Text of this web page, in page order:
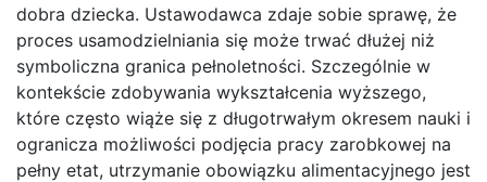
dobra dziecka. Ustawodawca zdaje sobie sprawę, że
proces usamodzielniania się może trwać dłużej niż
symboliczna granica pełnoletności. Szczególnie w
kontekście zdobywania wykształcenia wyższego,
które często wiąże się z długotrwałym okresem nauki i
ogranicza możliwości podjęcia pracy zarobkowej na
pełny etat, utrzymanie obowiązku alimentacyjnego jest